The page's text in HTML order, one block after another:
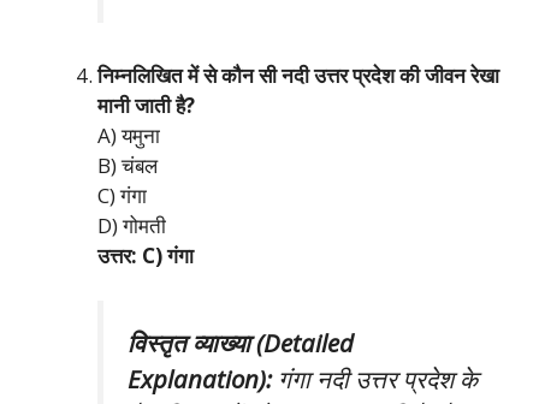
निम्नलिखित में से कौन सी नदी उत्तर प्रदेश की जीवन रेखा
मानी जाती है?
A) यमुना
B) चंबल
C) गंगा
D) गोमती
उत्तर: C) गंगा
विस्तृत व्याख्या (Detailed
Explanation):गंगा नदी उत्तर प्रदेश के